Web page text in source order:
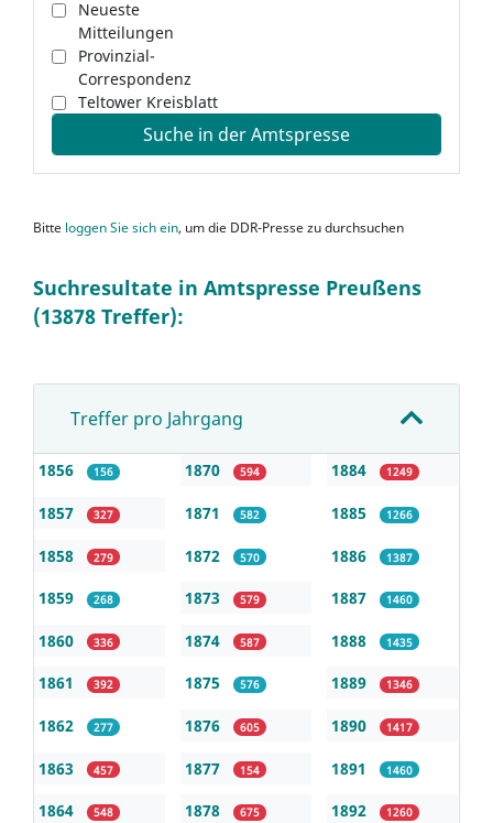
Neueste
Mitteilungen
Provinzial-
Correspondenz
Teltower Kreisblatt
Suche in der Amtspresse
Bitte loggen Sie sich ein, um die DDR-Presse zu durchsuchen
Suchresultate in Amtspresse Preußens
(13878 Treffer):
Treffer pro Jahrgang
1856 156
1857 327
1858 279
1859 268
1860 336
1861 392
1862 277
1863 457
1864 548
1870 594
1871 582
1872 570
1873 579
1874 587
1875 576
1876 605
1877 154
1878 675
1884 1249
1885 1266
1886 1387
1887 1460
1888 1435
1889 1346
1890 1417
1891 1460
1892 1260